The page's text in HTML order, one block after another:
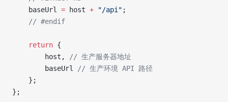
	baseUrl
= host + "/api" ;
	// #endif
	return
{
		host,
// 生产服务器地址
		baseUrl
// 生产环境 API 路径
	};
};